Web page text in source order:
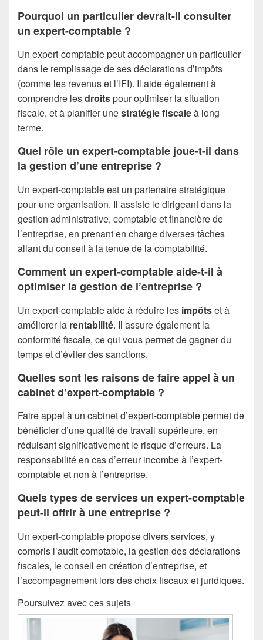
Pourquoi un particulier devrait-il consulter
un expert-comptable ?
Un expert-comptable peut accompagner un particulier
dans le remplissage de ses déclarations d’impôts
(comme les revenus et l’IFI). Il aide également à
comprendre lesdroitspour optimiser la situation
fiscale, et à planifier unestratégie fiscaleà long
terme.
Quel rôle un expert-comptable joue-t-il dans
la gestion d’une entreprise ?
Un expert-comptable est un partenaire stratégique
pour une organisation. Il assiste le dirigeant dans la
gestion administrative, comptable et financière de
l’entreprise, en prenant en charge diverses tâches
allant du conseil à la tenue de la comptabilité.
Comment un expert-comptable aide-t-il à
optimiser la gestion de l’entreprise ?
Un expert-comptable aide à réduire les impôtset à
améliorer la rentabilité. Il assure également la
conformité fiscale, ce qui vous permet de gagner du
temps et d’éviter des sanctions.
Quelles sont les raisons de faire appel à un
cabinet d’expert-comptable ?
Faire appel à un cabinet d’expert-comptable permet de
bénéficier d’une qualité de travail supérieure, en
réduisant significativement le risque d’erreurs. La
responsabilité en cas d’erreur incombe à l’expert-
comptable et non à l’entreprise.
Quels types de services un expert-comptable
peut-il offrir à une entreprise ?
Un expert-comptable propose divers services, y
compris l’audit comptable, la gestion des déclarations
fiscales, le conseil en création d’entreprise, et
l’accompagnement lors des choix fiscaux et juridiques.
Poursuivez avec ces sujets